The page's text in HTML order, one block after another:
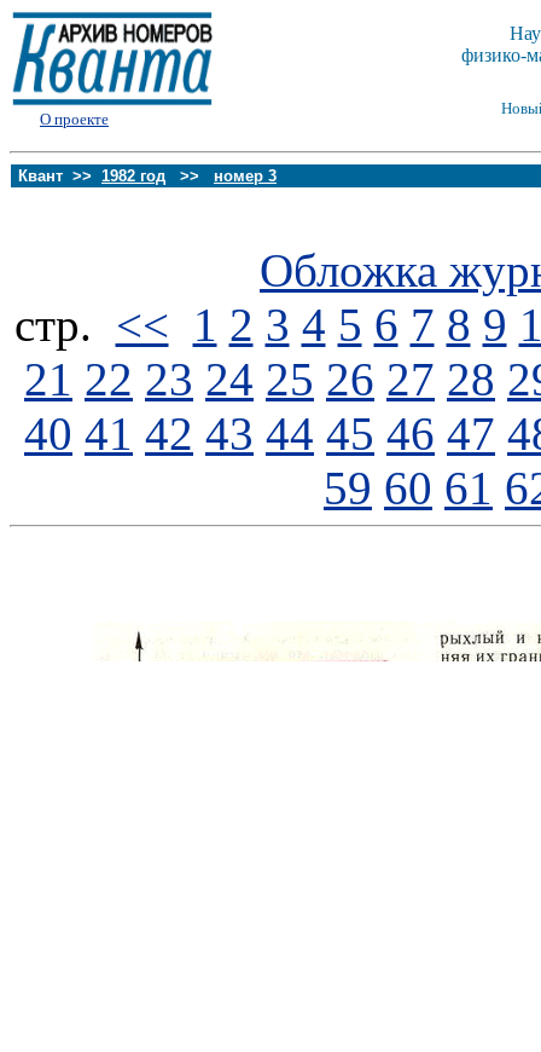
О проекте
физико-
Квант >> 1982 год >> номер 3
Обложка
стp. << 1 2 3 4 5 6 7 8 9
21 22 23 24 25 26 27 28
40 41 42 43 44 45 46 47
59 60 61